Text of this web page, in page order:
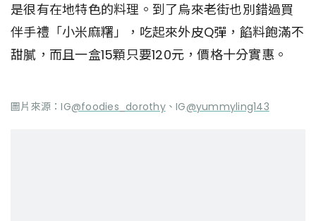
是很有在地特色的料理。到了烏來老街也別錯過買
伴手禮「小米麻糬」，吃起來外皮Q彈，餡料飽滿不
甜膩，而且一盒15顆只要120元，價格十分實惠。
圖片來源：IG@foodies_dorothy、IG@yummyling143